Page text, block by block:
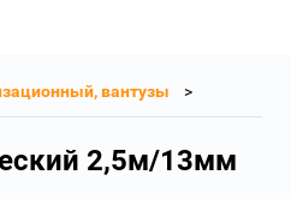
вантузы
2,5м/13мм